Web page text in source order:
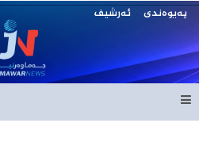
پەیوەندی ئەرشیف